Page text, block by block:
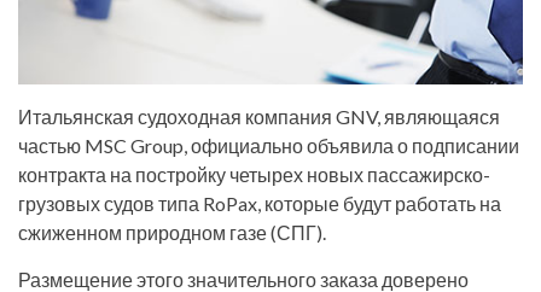
Итальянская судоходная компания GNV, являющаяся
частью MSC Group, официально объявила о подписании
контракта на постройку четырех новых пассажирско-
грузовых судов типа RoPax, которые будут работать на
сжиженном природном газе (СПГ).
Размещение этого значительного заказа доверено